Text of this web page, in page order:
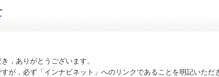
，ありがとうございます。
が，必ず「インナビネット」へのリンクであることを明記いただ